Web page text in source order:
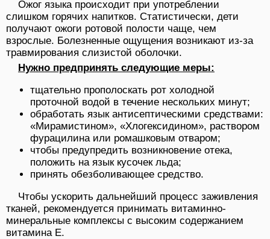
Ожог языка происходит при употреблении
слишком горячих напитков. Статистически, дети
получают ожоги ротовой полости чаще, чем
взрослые. Болезненные ощущения возникают из-за
травмирования слизистой оболочки.
Нужно предпринять следующие меры:
тщательно прополоскать рот холодной
проточной водой в течение нескольких минут;
обработать язык антисептическими средствами:
«Мирамистином», «Хлогексидином», раствором
фурацилина или ромашковым отваром;
чтобы предупредить возникновение отека,
положить на язык кусочек льда;
принять обезболивающее средство.
Чтобы ускорить дальнейший процесс заживления
тканей, рекомендуется принимать витаминно-
минеральные комплексы с высоким содержанием
витамина Е.